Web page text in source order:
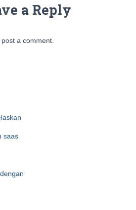
a Reply
a comment.
saas